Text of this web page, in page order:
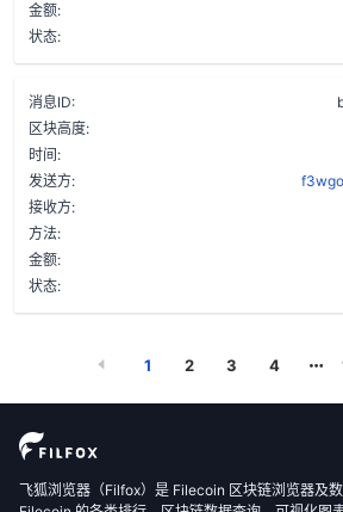
金额:
状态:
消息ID:
区块高度:
时间:
发送方:
接收方:
方法:
金额:
状态:
1 2 3 4
飞狐浏览器（Filfox）是 Filecoin 区块链浏览器及